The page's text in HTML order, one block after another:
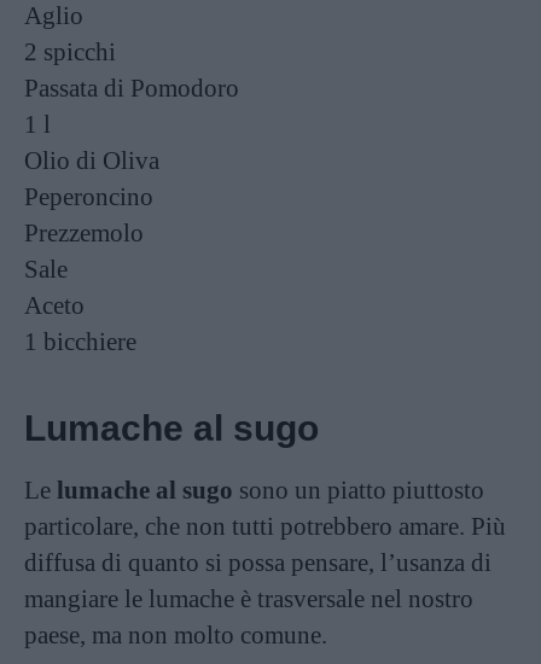
Aglio
2 spicchi
Passata di Pomodoro
1 l
Olio di Oliva
Peperoncino
Prezzemolo
Sale
Aceto
1 bicchiere
Lumache al sugo
Le lumache al sugo sono un piatto piuttosto
particolare, che non tutti potrebbero amare. Più
diffusa di quanto si possa pensare, l’usanza di
mangiare le lumache è trasversale nel nostro
paese, ma non molto comune.